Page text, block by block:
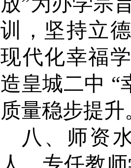
训，坚持立
现代化幸福
造皇城二中 “
质量稳步提升
八、师资